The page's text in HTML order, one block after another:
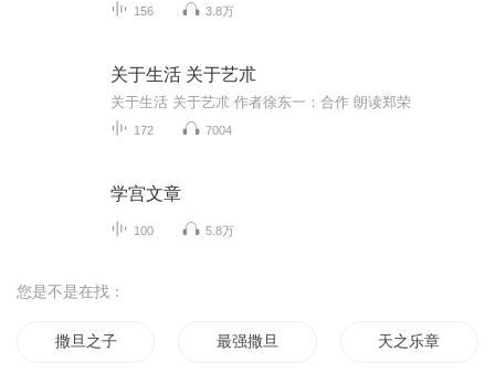
156 3.8万
关于生活 关于艺朮
关于生活 关于艺朮 作者徐东一：合作 朗读郑荣
172 7004
学宫文章
100 5.8万
您是不是在找：
撒旦之子 最强撒旦 天之乐章